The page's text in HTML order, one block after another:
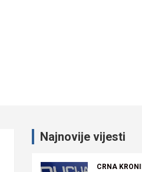
Najnovije vijesti
CRNA